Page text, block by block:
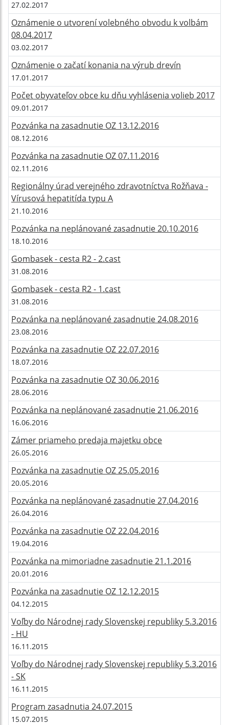
27.02.2017
Oznámenie o utvorení volebného obvodu k volbám
08.04.2017
03.02.2017
Oznámenie o začatí konania na výrub drevín
17.01.2017
Počet obyvateľov obce ku dňu vyhlásenia volieb 2017
09.01.2017
Pozvánka na zasadnutie OZ 13.12.2016
08.12.2016
Pozvánka na zasadnutie OZ 07.11.2016
02.11.2016
Regionálny úrad verejného zdravotníctva Rožňava -
Vírusová hepatitída typu A
21.10.2016
Pozvánka na neplánované zasadnutie 20.10.2016
18.10.2016
Gombasek - cesta R2 - 2.cast
31.08.2016
Gombasek - cesta R2 - 1.cast
31.08.2016
Pozvánka na neplánované zasadnutie 24.08.2016
23.08.2016
Pozvánka na zasadnutie OZ 22.07.2016
18.07.2016
Pozvánka na zasadnutie OZ 30.06.2016
28.06.2016
Pozvánka na neplánované zasadnutie 21.06.2016
16.06.2016
Zámer priameho predaja majetku obce
26.05.2016
Pozvánka na zasadnutie OZ 25.05.2016
20.05.2016
Pozvánka na neplánované zasadnutie 27.04.2016
26.04.2016
Pozvánka na zasadnutie OZ 22.04.2016
19.04.2016
Pozvánka na mimoriadne zasadnutie 21.1.2016
20.01.2016
Pozvánka na zasadnutie OZ 12.12.2015
04.12.2015
Voľby do Národnej rady Slovenskej republiky 5.3.2016
- HU
16.11.2015
Voľby do Národnej rady Slovenskej republiky 5.3.2016
- SK
16.11.2015
Program zasadnutia 24.07.2015
15.07.2015